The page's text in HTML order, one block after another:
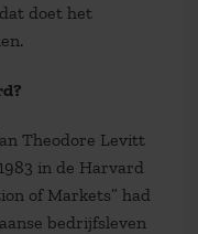
doet het
Theodore Levitt
in de Harvard
of Markets” had
bedrijfsleven